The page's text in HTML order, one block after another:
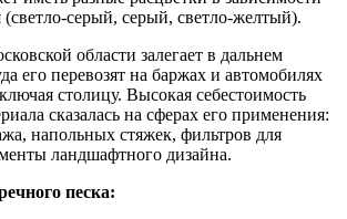
(светло-серый, серый, светло-желтый).
области залегает в дальнем
его перевозят на баржах и автомобилях
столицу. Высокая себестоимость
сказалась на сферах его применения:
напольных стяжек, фильтров для
ландшафтного дизайна.
песка: